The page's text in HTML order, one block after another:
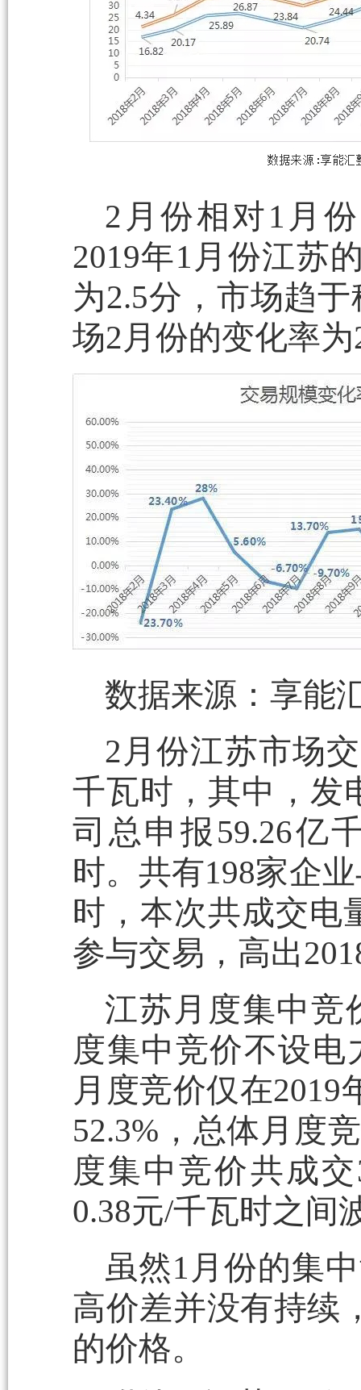
2月份相对1月
2019年1月份江苏
为2.5分，市场趋
场2月份的变化率
数据来源：享能
2月份江苏市场
千瓦时，其中，发
司总申报59.26亿
时。共有198家企
时，本次共成交电
参与交易，高出
江苏月度集中竞
度集中竞价不设
月度竞价仅在
52.3%，总体月度
度集中竞价共成
0.38元/千瓦时之间
虽然1月份的集
高价差并没有持续
的价格。